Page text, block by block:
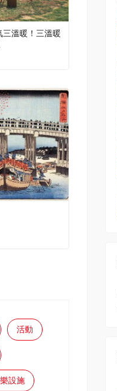
溫暖！三溫暖
活動
設施